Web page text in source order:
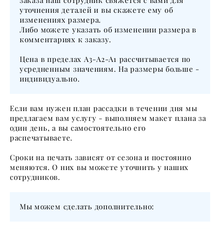
уточнения деталей и вы скажете ему об
изменениях размера.
Либо можете указать об изменении размера в
комментариях к заказу.
Цена в пределах А3-А2-А1 рассчитывается по
усредненным значениям. На размеры больше -
индивидуально.
Если вам нужен план рассадки в течении дня мы
предлагаем вам услугу - выполняем макет плана за
один день, а вы самостоятельно его
распечатываете.
Сроки на печать зависят от сезона и постоянно
меняются. О них вы можете уточнить у наших
сотрудников.
Мы можем сделать дополнительно: